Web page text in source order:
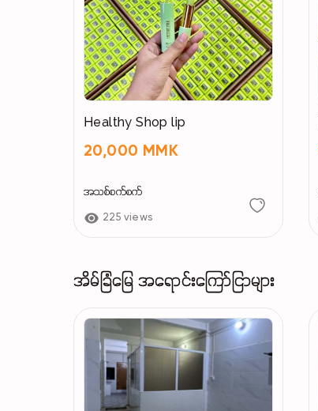
Healthy Shop lip
20,000 MMK
အသစ်စက်စက်
225 views
အိမ်ခြံမြေ အရောင်းကြော်ငြာများ